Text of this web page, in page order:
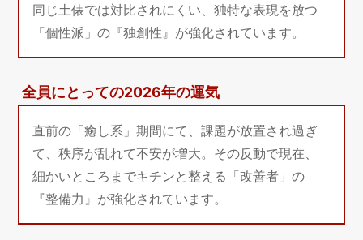
同じ土俵では対比されにくい、独特な表現を放つ
「個性派」の『独創性』が強化されています。
全員にとっての2026年の運気
直前の「癒し系」期間にて、課題が放置され過ぎ
て、秩序が乱れて不安が増大。その反動で現在、
細かいところまでキチンと整える「改善者」の
『整備力』が強化されています。